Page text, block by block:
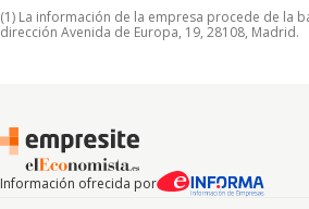
(1) La información de la empresa procede de la
dirección Avenida de Europa, 19, 28108, Madrid.
Información ofrecida por